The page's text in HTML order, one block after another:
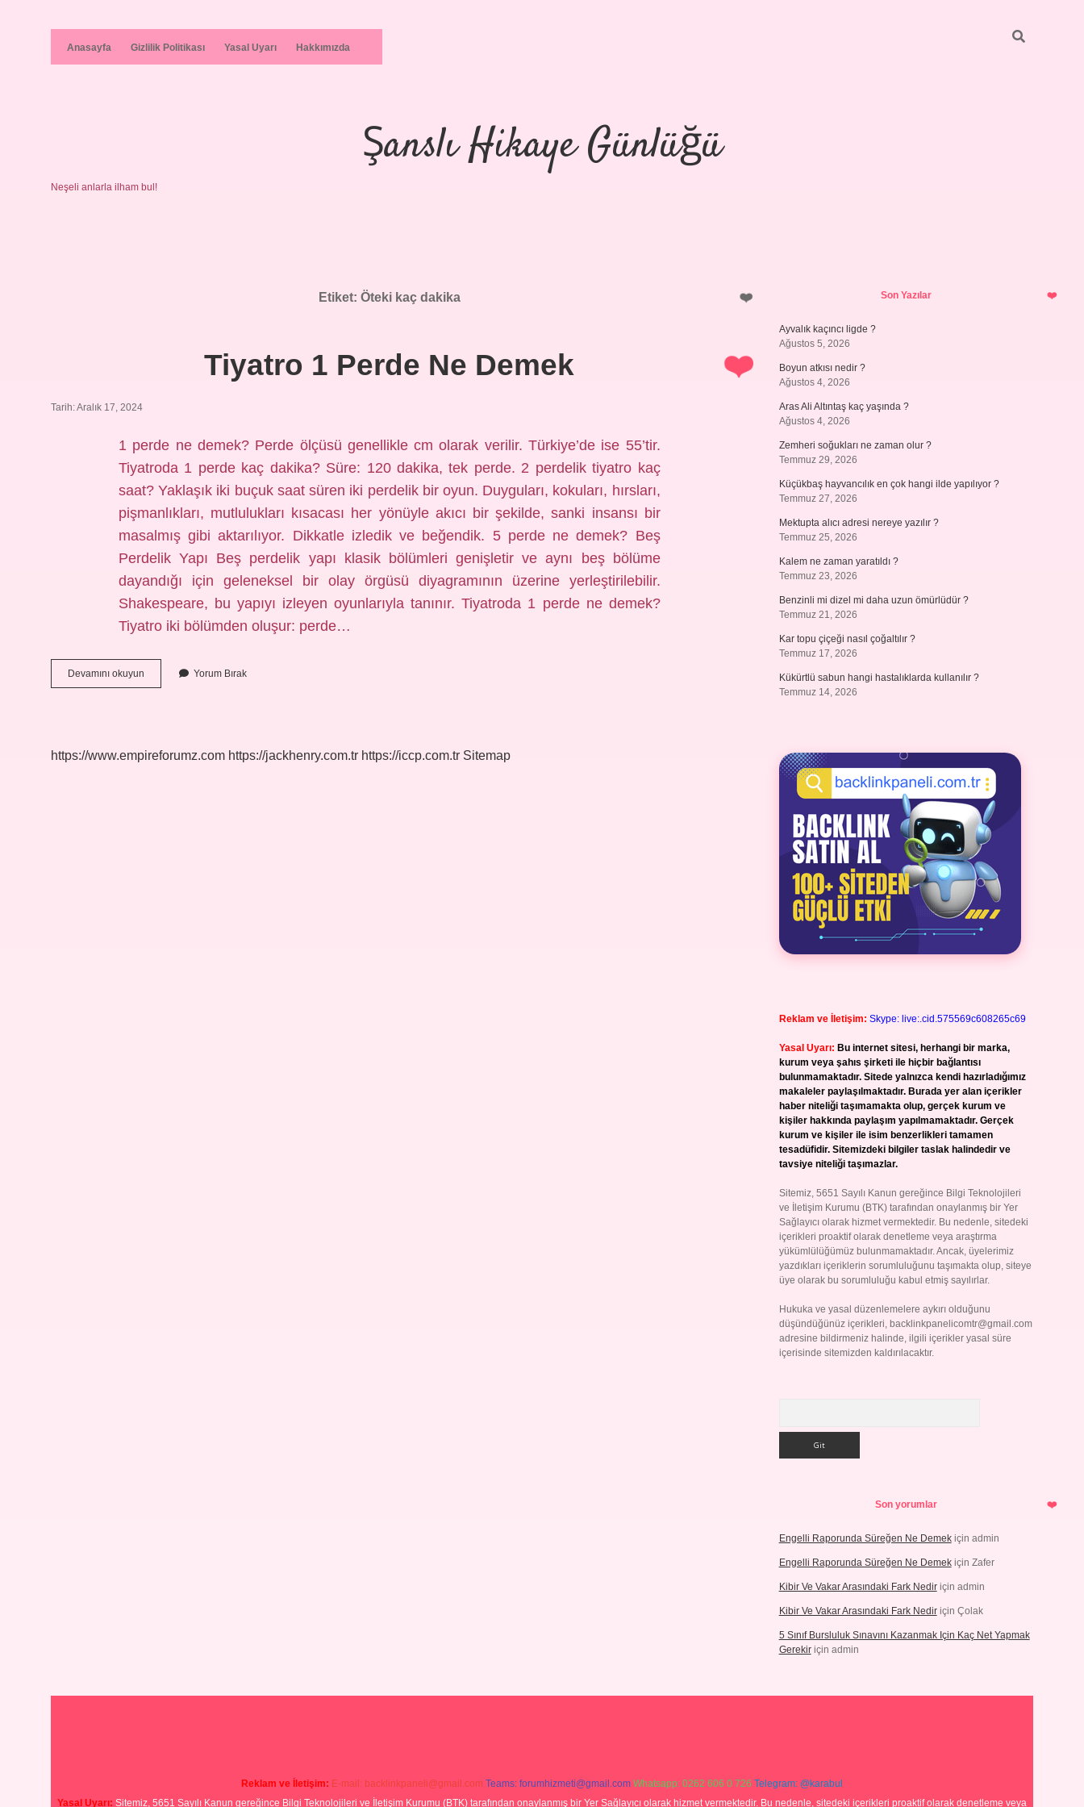
Anasayfa Gizlilik Politikası Yasal Uyarı Hakkımızda
Şanslı Hikaye Günlüğü
Neşeli anlarla ilham bul!
Etiket: Öteki kaç dakika
Tiyatro 1 Perde Ne Demek
Tarih: Aralık 17, 2024
1 perde ne demek? Perde ölçüsü genellikle cm olarak verilir. Türkiye’de ise 55’tir.
Tiyatroda 1 perde kaç dakika? Süre: 120 dakika, tek perde. 2 perdelik tiyatro kaç
saat? Yaklaşık iki buçuk saat süren iki perdelik bir oyun. Duyguları, kokuları, hırsları,
pişmanlıkları, mutlulukları kısacası her yönüyle akıcı bir şekilde, sanki insansı bir
masalmış gibi aktarılıyor. Dikkatle izledik ve beğendik. 5 perde ne demek? Beş
Perdelik Yapı Beş perdelik yapı klasik bölümleri genişletir ve aynı beş bölüme
dayandığı için geleneksel bir olay örgüsü diyagramının üzerine yerleştirilebilir.
Shakespeare, bu yapıyı izleyen oyunlarıyla tanınır. Tiyatroda 1 perde ne demek?
Tiyatro iki bölümden oluşur: perde…
Devamını okuyun
1
Yorum Bırak
https://www.empireforumz.com https://jackhenry.com.tr https://iccp.com.tr Sitemap
SidebarSon Yazılar
Ayvalık kaçıncı ligde ?
Ağustos 5, 2026
Boyun atkısı nedir ?
Ağustos 4, 2026
Aras Ali Altıntaş kaç yaşında ?
Ağustos 4, 2026
Zemheri soğukları ne zaman olur ?
Temmuz 29, 2026
Küçükbaş hayvancılık en çok hangi ilde yapılıyor ?
Temmuz 27, 2026
Mektupta alıcı adresi nereye yazılır ?
Temmuz 25, 2026
Kalem ne zaman yaratıldı ?
Temmuz 23, 2026
Benzinli mi dizel mi daha uzun ömürlüdür ?
Temmuz 21, 2026
Kar topu çiçeği nasıl çoğaltılır ?
Temmuz 17, 2026
Kükürtlü sabun hangi hastalıklarda kullanılır ?
Temmuz 14, 2026
Reklam ve İletişim: Skype: live:.cid.575569c608265c69
Yasal Uyarı: Bu internet sitesi, herhangi bir marka,
kurum veya şahıs şirketi ile hiçbir bağlantısı
bulunmamaktadır. Sitede yalnızca kendi hazırladığımız
makaleler paylaşılmaktadır. Burada yer alan içerikler
haber niteliği taşımamakta olup, gerçek kurum ve
kişiler hakkında paylaşım yapılmamaktadır. Gerçek
kurum ve kişiler ile isim benzerlikleri tamamen
tesadüfidir. Sitemizdeki bilgiler taslak halindedir ve
tavsiye niteliği taşımazlar.
Sitemiz, 5651 Sayılı Kanun gereğince Bilgi Teknolojileri
ve İletişim Kurumu (BTK) tarafından onaylanmış bir Yer
Sağlayıcı olarak hizmet vermektedir. Bu nedenle, sitedeki
içerikleri proaktif olarak denetleme veya araştırma
yükümlülüğümüz bulunmamaktadır. Ancak, üyelerimiz
yazdıkları içeriklerin sorumluluğunu taşımakta olup, siteye
üye olarak bu sorumluluğu kabul etmiş sayılırlar.
Hukuka ve yasal düzenlemelere aykırı olduğunu
düşündüğünüz içerikleri, backlinkpanelicomtr@gmail.com
adresine bildirmeniz halinde, ilgili içerikler yasal süre
içerisinde sitemizden kaldırılacaktır.
Son yorumlar
Engelli Raporunda Süreğen Ne Demekiçin admin
Engelli Raporunda Süreğen Ne Demekiçin Zafer
Kibir Ve Vakar Arasındaki Fark Nediriçin admin
Kibir Ve Vakar Arasındaki Fark Nediriçin Çolak
5 Sınıf Bursluluk Sınavını Kazanmak Için Kaç Net Yapmak
Gerekiriçin admin
Reklam ve İletişim: E-mail: backlinkpaneli@gmail.com Teams: forumhizmeti@gmail.com Whatsapp: 0262 606 0 726 Telegram: @karabul
Yasal Uyarı: Sitemiz, 5651 Sayılı Kanun gereğince Bilgi Teknolojileri ve İletişim Kurumu (BTK) tarafından onaylanmış bir Yer Sağlayıcı olarak hizmet vermektedir. Bu nedenle, sitedeki içerikleri proaktif olarak denetleme veya